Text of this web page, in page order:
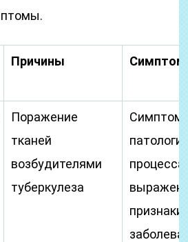
Причины
Поражение
тканей
возбудителями
туберкулеза
процесса
признаки